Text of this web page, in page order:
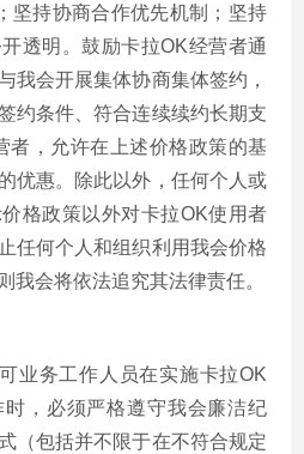
坚持协商合作优先机制；坚持
透明。鼓励卡拉OK经营者通
我会开展集体协商集体签约，
约条件、符合连续续约长期支
者，允许在上述价格政策的基
优惠。除此以外，任何个人或
格政策以外对卡拉OK使用者
任何个人和组织利用我会价格
我会将依法追究其法律责任。
业务工作人员在实施卡拉OK
，必须严格遵守我会廉洁纪
（包括并不限于在不符合规定